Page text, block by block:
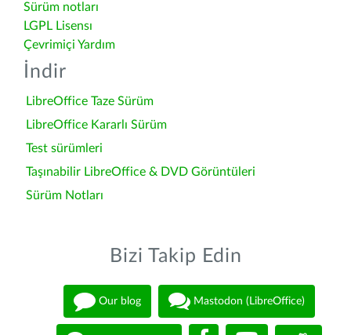
Sürüm notları
LGPL Lisensı
Çevrimiçi Yardım
İndir
LibreOffice Taze Sürüm
LibreOffice Kararlı Sürüm
Test sürümleri
Taşınabilir LibreOffice & DVD Görüntüleri
Sürüm Notları
Bizi Takip Edin
Our blog Mastodon (LibreOffice)